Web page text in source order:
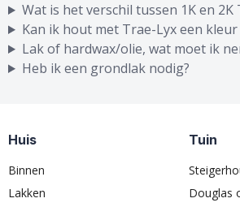
Wat is het verschil tussen 1K en 2K
Kan ik hout met Trae-Lyx een kleur
Lak of hardwax/olie, wat moet ik
Heb ik een grondlak nodig?
Huis
Binnen
Lakken
Tuin
Douglas